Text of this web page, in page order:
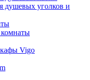
душевых уголков и
комнаты
Vigo